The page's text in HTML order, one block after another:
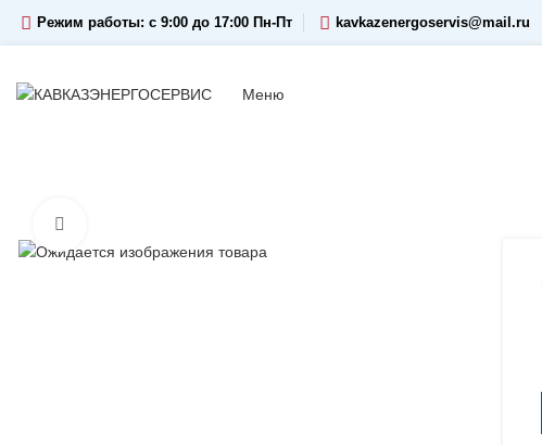
Режим работы: c 9:00 до 17:00 Пн-Пт kavkazenergoservis@mail.ru
Меню